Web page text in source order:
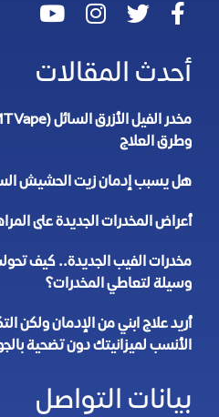
أحدث المقالات
وطرق العلاج
هل يسبب إدمان زيت الحشيش
أعراض المخدرات الجديدة على
مخدرات الفيب الجديدة.. كيف
وسيلة لتعاطي المخدرات؟
أريد علاج ابني من الإدمان ولكن
الأنسب لميزانيتك دون تضحية
بيانات التواصل